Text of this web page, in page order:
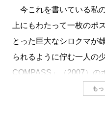
今これを書いている私
上にもわたって一枚のポ
とった巨大なシロクマが
られるように佇む一人の
COMPASS」（2007）の
もともと、大久保寛氏
も